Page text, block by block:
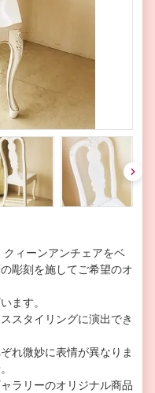
nex
t
ィーンアンチェアをベ
彫刻を施してご希望のオ
ます。
スタイリングに演出でき
れ微妙に表情が異なりま
ラリーのオリジナル商品